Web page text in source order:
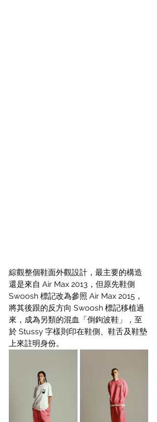
綜觀整個鞋面外觀設計，最主要的構造
還是來自 Air Max 2013，但原先鞋側
Swoosh 標記改為參照 Air Max 2015，
將其後跟的反方向 Swoosh 標記移植過
來，成為另類的混血「倒鉤波鞋」，至
於 Stussy 字樣則印在鞋側、鞋舌及鞋墊
上來註明身份。